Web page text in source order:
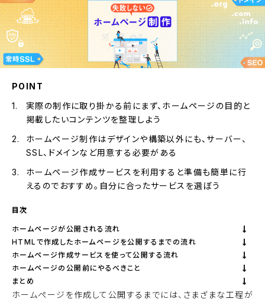
POINT
実際の制作に取り掛かる前にまず、ホームページの目的と
掲載したいコンテンツを整理しよう
ホームページ制作はデザインや構築以外にも、サーバー、
SSL、ドメインなど用意する必要がある
ホームページ作成サービスを利用すると準備も簡単に行
えるのでおすすめ。自分に合ったサービスを選ぼう
目次
ホームページが公開される流れ
HTMLで作成したホームページを公開するまでの流れ
ホームページ作成サービスを使って公開する流れ
ホームページの公開前にやるべきこと
まとめ
ホームページを作成して公開するまでには、さまざまな工程が